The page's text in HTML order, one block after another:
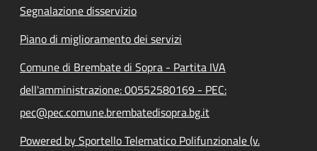
Segnalazione disservizio
Piano di miglioramento dei servizi
Comune di Brembate di Sopra - Partita IVA
dell'amministrazione: 00552580169 - PEC:
pec@pec.comune.brembatedisopra.bg.it
Powered by Sportello Telematico Polifunzionale (v.